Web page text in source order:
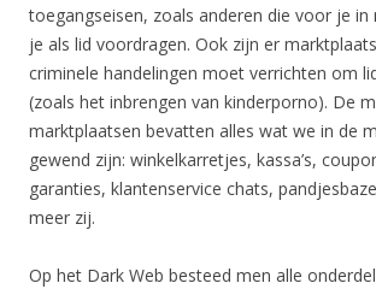
toegangseisen, zoals anderen die voor je
je als lid voordragen. Ook zijn er
criminele handelingen moet verrichten om
(zoals het inbrengen van kinderporno). De
marktplaatsen bevatten alles wat we in de
gewend zijn: winkelkarretjes, kassa’s,
garanties, klantenservice chats,
meer zij.
Op het Dark Web besteed men alle